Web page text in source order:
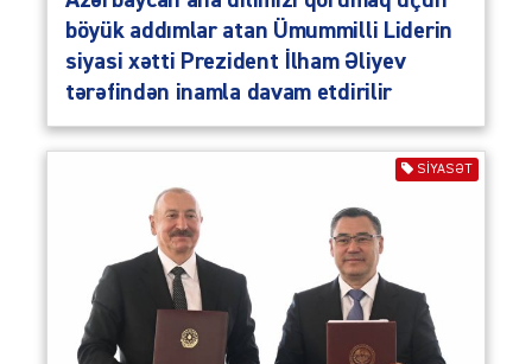
böyük addımlar atan Ümummilli Liderin
siyasi xətti Prezident İlham Əliyev
tərəfindən inamla davam etdirilir
SIYASƏT